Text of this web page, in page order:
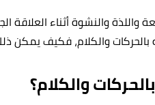
واللذة والنشوة أثناء
بالحركات والكلام، فكيف يمكن
والكلام؟